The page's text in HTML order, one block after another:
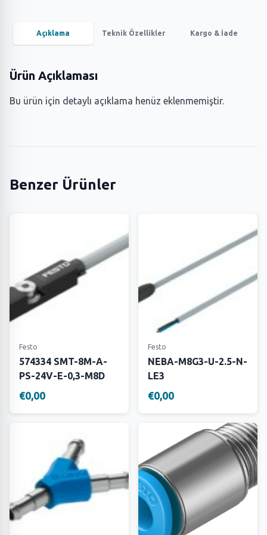
Açıklama Teknik Özellikler Kargo & İade
Ürün Açıklaması
Bu ürün için detaylı açıklama henüz eklenmemiştir.
Benzer Ürünler
Festo
574334 SMT-8M-A-
PS-24V-E-0,3-M8D
€0,00
Festo
NEBA-M8G3-U-2.5-N-
LE3
€0,00